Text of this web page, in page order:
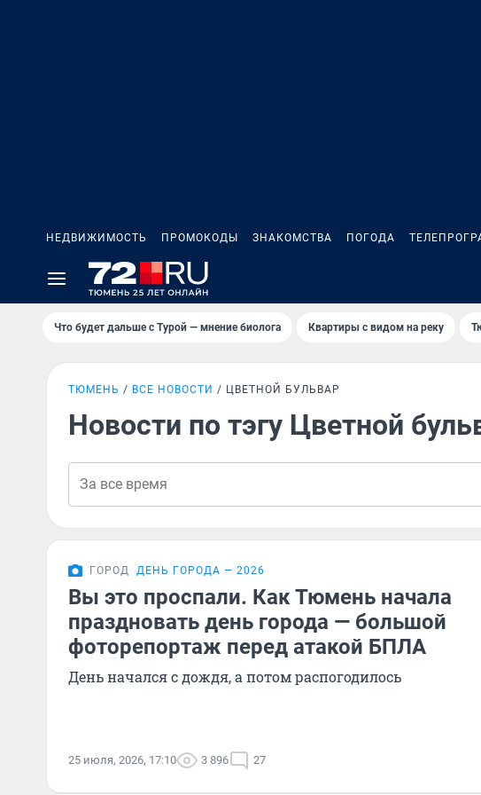
НЕДВИЖИМОСТЬ ПРОМОКОДЫ ЗНАКОМСТВА ПОГОДА
Что будет дальше с Турой — мнение биолога Квартиры с видом на реку
ТЮМЕНЬ ВСЕ НОВОСТИ ЦВЕТНОЙ БУЛЬВАР
Новости по тэгу Цветной
ГОРОД ДЕНЬ ГОРОДА — 2026
Вы это проспали. Как Тюмень начала
праздновать день города — большой
фоторепортаж перед атакой БПЛА
День начался с дождя, а потом распогодилось
25 июля, 2026, 17:10 3 896 27